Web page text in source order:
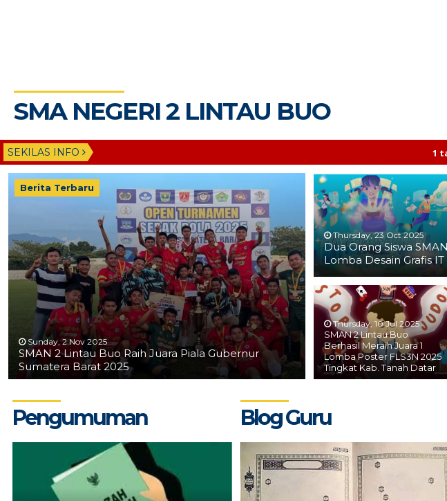
SMA NEGERI 2 LINTAU BUO
SEKILAS INFO 1 tahun yang lalu/
Berita Terbaru
Sunday, 2 Nov 2025
SMAN 2 Lintau Buo Raih Juara Piala Gubernur
Sumatera Barat 2025
Thursday, 23 Oct 2025
Dua Orang Siswa
Lomba Desain Grafis
Thursday, 10 Jul 2025
SMAN 2 Lintau Buo
Berhasil Meraih Juara 1
Lomba Poster FLS3N 2025
Tingkat Kab. Tanah Datar
Pengumuman Blog Guru